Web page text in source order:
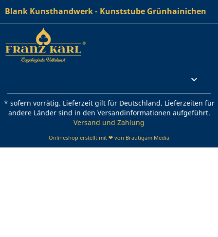
Blank Kunsthandwerk - Kunststube Grünhainichen

* sofern vorrätig. Lieferzeit gilt für Deutschland. Lieferzeiten für
andere Länder sind in den Versandinformationen aufgeführt.
Versand und Zahlung
Onlineshop erstellt mit ❤ von Bräutigam Media